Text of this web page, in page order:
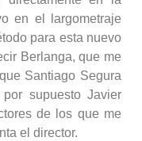
en el largometraje
para esta nuevo
Berlanga, que me
Santiago Segura
supuesto Javier
de los que me
el director.